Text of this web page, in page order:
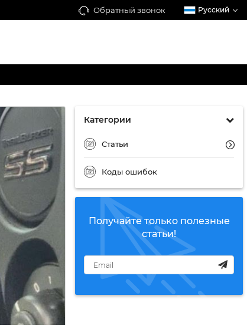
Обратный звонок Русский
Категории
Статьи
Коды ошибок
Получайте только полезные
статьи!